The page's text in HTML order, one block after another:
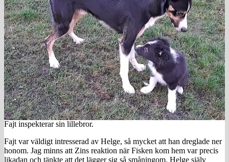
Fajt inspekterar sin lillebror.
Fajt var väldigt intresserad av Helge, så mycket att han dreglade ner
honom. Jag minns att Zins reaktion när Fisken kom hem var precis
likadan och tänkte att det lägger sig så småningom. Helge själv